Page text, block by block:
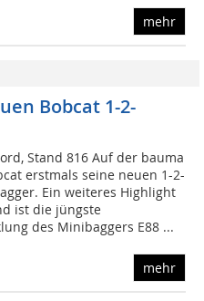
mehr
Bobcat 1-2-
Stand 816 Auf der bauma
erstmals seine neuen 1-2-
Ein weiteres Highlight
ist die jüngste
des Minibaggers E88 ...
mehr